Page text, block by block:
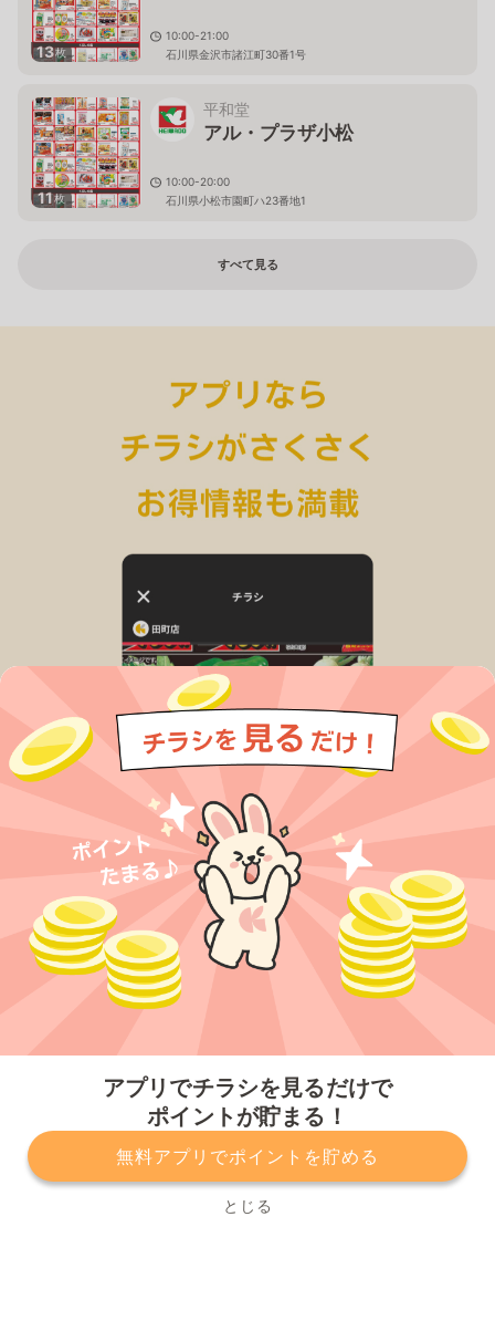
アプリでチラシを見るだけで
ポイントが貯まる！
無料アプリでポイントを貯める
とじる
13枚
10:00-21:00
石川県金沢市諸江町30番1号
11枚
平和堂
アル・プラザ小松
10:00-20:00
石川県小松市園町ハ23番地1
すべて見る
プライバシーポリシー 利用規約
運営会社
サービスに関してのお問い合わせ